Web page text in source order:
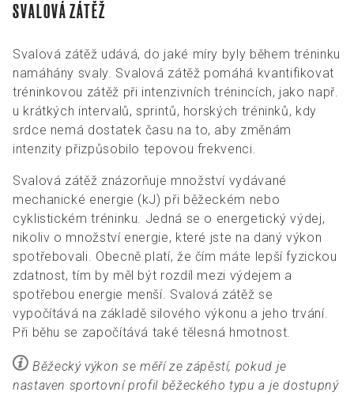
SVALOVÁ ZÁTĚŽ
Svalová zátěž udává, do jaké míry byly během tréninku
namáhány svaly. Svalová zátěž pomáhá kvantifikovat
tréninkovou zátěž při intenzivních trénincích, jako např.
u krátkých intervalů, sprintů, horských tréninků, kdy
srdce nemá dostatek času na to, aby změnám
intenzity přizpůsobilo tepovou frekvenci.
Svalová zátěž znázorňuje množství vydávané
mechanické energie (kJ) při běžeckém nebo
cyklistickém tréninku. Jedná se o energetický výdej,
nikoliv o množství energie, které jste na daný výkon
spotřebovali. Obecně platí, že čím máte lepší fyzickou
zdatnost, tím by měl být rozdíl mezi výdejem a
spotřebou energie menší. Svalová zátěž se
vypočítává na základě silového výkonu a jeho trvání.
Při běhu se započítává také tělesná hmotnost.
Běžecký výkon se měří ze zápěstí, pokud je
nastaven sportovní profil běžeckého typu a je dostupný